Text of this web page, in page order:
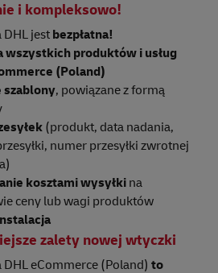
i kompleksowo!
DHL jest bezpłatna!
wszystkich produktów i usług
(Poland)
szablony, powiązane z formą
(produkt, data nadania,
numer przesyłki zwrotnej
kosztami wysyłki na
ceny lub wagi produktów
zalety nowej wtyczki
DHL eCommerce (Poland) to